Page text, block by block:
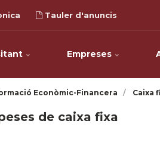
Tauler d'anuncis
Empreses
Econòmic-Financera Caixa
de caixa fixa